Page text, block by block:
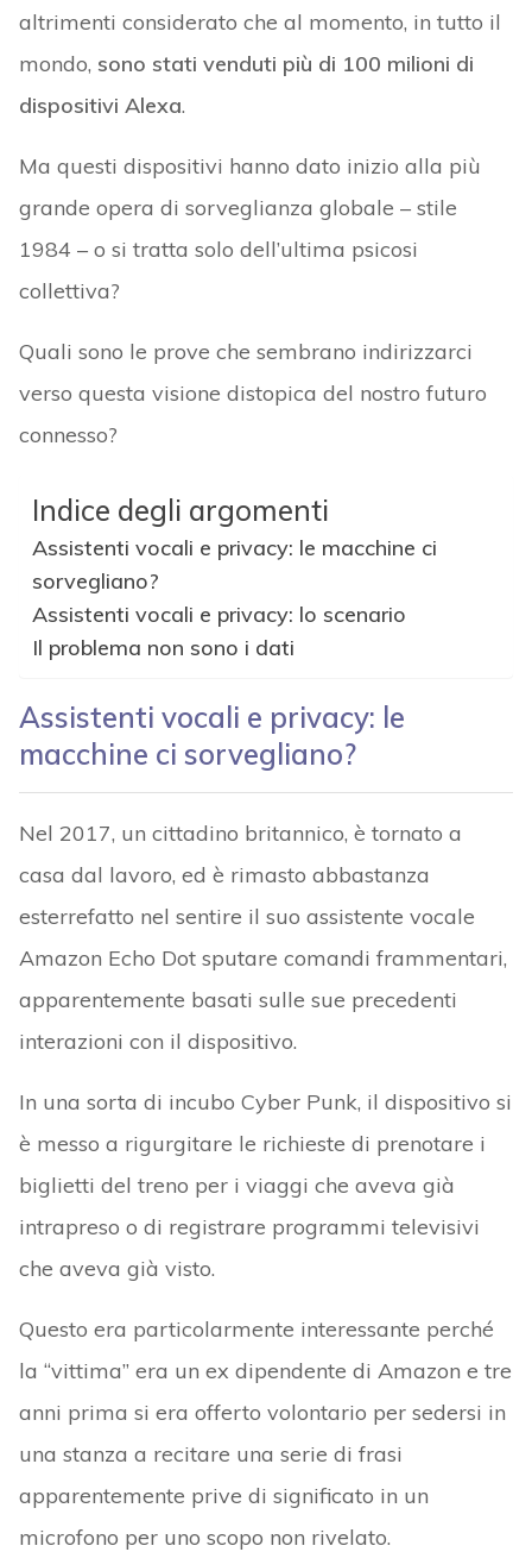
altrimenti considerato che al momento, in tutto il
mondo, sono stati venduti più di 100 milioni di
dispositivi Alexa.
Ma questi dispositivi hanno dato inizio alla più
grande opera di sorveglianza globale – stile
1984 – o si tratta solo dell’ultima psicosi
collettiva?
Quali sono le prove che sembrano indirizzarci
verso questa visione distopica del nostro futuro
connesso?
Indice degli argomenti
Assistenti vocali e privacy: le macchine ci
sorvegliano?
Assistenti vocali e privacy: lo scenario
Il problema non sono i dati
Assistenti vocali e privacy: le
macchine ci sorvegliano?
Nel 2017, un cittadino britannico, è tornato a
casa dal lavoro, ed è rimasto abbastanza
esterrefatto nel sentire il suo assistente vocale
Amazon Echo Dot sputare comandi frammentari,
apparentemente basati sulle sue precedenti
interazioni con il dispositivo.
In una sorta di incubo Cyber Punk, il dispositivo si
è messo a rigurgitare le richieste di prenotare i
biglietti del treno per i viaggi che aveva già
intrapreso o di registrare programmi televisivi
che aveva già visto.
Questo era particolarmente interessante perché
la “vittima” era un ex dipendente di Amazon e tre
anni prima si era offerto volontario per sedersi in
una stanza a recitare una serie di frasi
apparentemente prive di significato in un
microfono per uno scopo non rivelato.